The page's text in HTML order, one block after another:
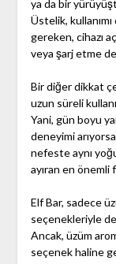
ya da bir
Üstelik,
gereken, cihazı
veya şarj etme
Bir diğer dikkat
uzun süreli
Yani, gün boyu
deneyimi
nefeste aynı
ayıran en
Elf Bar, sadece
seçenekleriyle
Ancak, üzüm
seçenek haline